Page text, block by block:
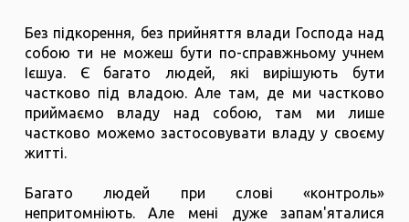
Без підкорення, без прийняття влади Господа над
собою ти не можеш бути по-справжньому учнем
Ієшуа. Є багато людей, які вирішують бути
частково під владою. Але там, де ми частково
приймаємо владу над собою, там ми лише
частково можемо застосовувати владу у своєму
житті.
Багато людей при слові «контроль»
непритомніють. Але мені дуже запам'яталися